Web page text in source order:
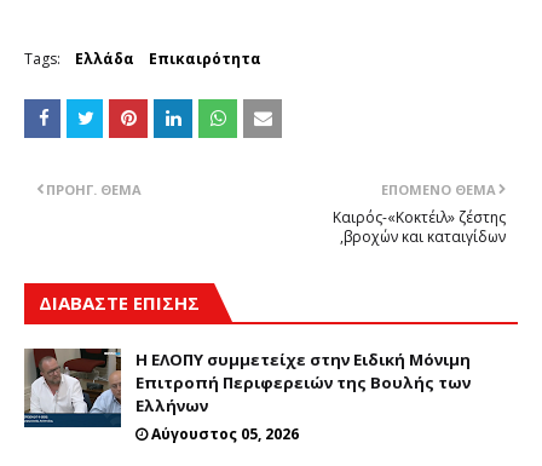
Tags: Ελλάδα Επικαιρότητα
ΕΠΌΜΕΝΟ ΘΈΜΑ
Καιρός-«Κοκτέιλ» ζέστης
,βροχών και καταιγίδων
ΠΡΟΗΓ. ΘΈΜΑ
ΔΙΑΒΑΣΤΕ ΕΠΙΣΗΣ
Η ΕΛΟΠΥ συμμετείχε στην Ειδική Μόνιμη
Επιτροπή Περιφερειών της Βουλής των
Ελλήνων
Αύγουστος 05, 2026